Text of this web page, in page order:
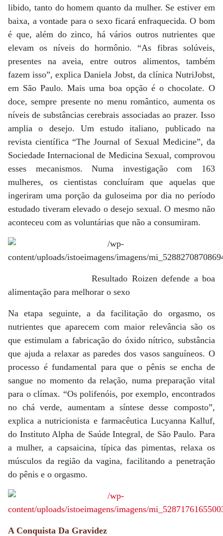
libido, tanto do homem quanto da mulher. Se estiver em
baixa, a vontade para o sexo ficará enfraquecida. O bom
é que, além do zinco, há vários outros nutrientes que
elevam os níveis do hormônio. “As fibras solúveis,
presentes na aveia, entre outros alimentos, também
fazem isso”, explica Daniela Jobst, da clínica NutriJobst,
em São Paulo. Mais uma boa opção é o chocolate. O
doce, sempre presente no menu romântico, aumenta os
níveis de substâncias cerebrais associadas ao prazer. Isso
amplia o desejo. Um estudo italiano, publicado na
revista científica “The Journal of Sexual Medicine”, da
Sociedade Internacional de Medicina Sexual, comprovou
esses mecanismos. Numa investigação com 163
mulheres, os cientistas concluíram que aquelas que
ingeriram uma porção da guloseima por dia no período
estudado tiveram elevado o desejo sexual. O mesmo não
aconteceu com as voluntárias que não a consumiram.
Resultado Roizen defende a boa
alimentação para melhorar o sexo
Na etapa seguinte, a da facilitação do orgasmo, os
nutrientes que aparecem com maior relevância são os
que estimulam a fabricação do óxido nítrico, substância
que ajuda a relaxar as paredes dos vasos sanguíneos. O
processo é fundamental para que o pênis se encha de
sangue no momento da relação, numa preparação vital
para o clímax. “Os polifenóis, por exemplo, encontrados
no chá verde, aumentam a síntese desse composto”,
explica a nutricionista e farmacêutica Lucyanna Kalluf,
do Instituto Alpha de Saúde Integral, de São Paulo. Para
a mulher, a capsaicina, típica das pimentas, relaxa os
músculos da região da vagina, facilitando a penetração
do pênis e o orgasmo.
A Conquista Da Gravidez